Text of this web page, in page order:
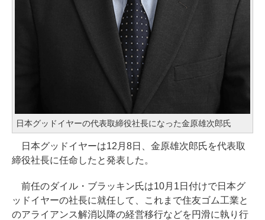
日本グッドイヤーの代表取締役社長になった金原雄次郎氏
日本グッドイヤーは12月8日、金原雄次郎氏を代表取
締役社長に任命したと発表した。
前任のダイル・ブラッキン氏は10月1日付けで日本グ
ッドイヤーの社長に就任して、これまで住友ゴム工業と
のアライアンス解消以降の経営移行などを円滑に執り行